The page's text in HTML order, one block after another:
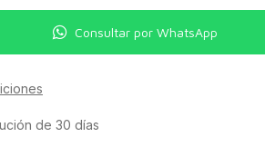
Consultar por WhatsApp
de 30 días